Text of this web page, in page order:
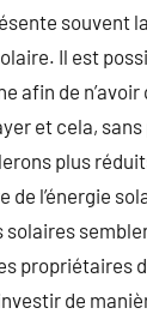
souvent
Il est
afin de
et cela,
plus
de l’énergie
solaires
propriétaires
de